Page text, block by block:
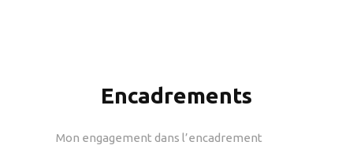
Encadrements
Mon engagement dans l’encadrement